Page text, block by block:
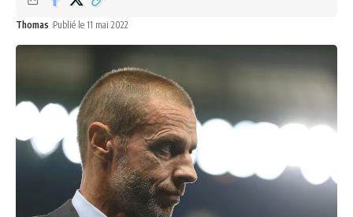
Thomas Publié le 11 mai 2022